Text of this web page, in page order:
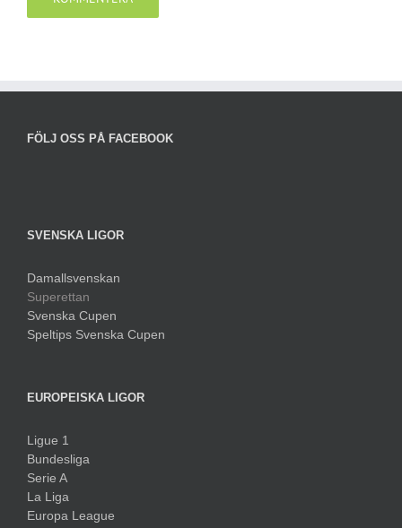
FÖLJ OSS PÅ FACEBOOK
SVENSKA LIGOR
Damallsvenskan
Superettan
Svenska Cupen
Speltips Svenska Cupen
EUROPEISKA LIGOR
Ligue 1
Bundesliga
Serie A
La Liga
Europa League